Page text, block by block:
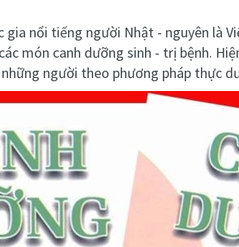
gia nổi tiếng người Nhật - nguyên là
món canh dưỡng sinh - trị bệnh.
người theo phương pháp thực